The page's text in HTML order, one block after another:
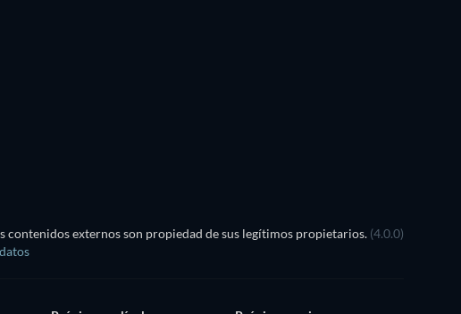
contenidos externos son propiedad de sus legítimos propietarios. (4.0.0)